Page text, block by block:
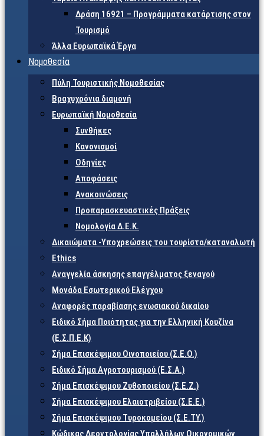
Δράση 16921 – Προγράμματα κατάρτισης στον
Τουρισμό
Άλλα Ευρωπαϊκά Έργα
Νομοθεσία
Πύλη Τουριστικής Νομοθεσίας
Βραχυχρόνια διαμονή
Ευρωπαϊκή Νομοθεσία
Συνθήκες
Κανονισμοί
Οδηγίες
Αποφάσεις
Ανακοινώσεις
Προπαρασκευαστικές Πράξεις
Νομολογία Δ.Ε.Κ.
Δικαιώματα -Υποχρεώσεις του τουρίστα/καταναλωτή
Ethics
Αναγγελία άσκησης επαγγέλματος ξεναγού
Μονάδα Εσωτερικού Ελέγχου
Αναφορές παραβίασης ενωσιακού δικαίου
Ειδικό Σήμα Ποιότητας για την Ελληνική Κουζίνα
(Ε.Σ.Π.Ε.Κ)
Σήμα Επισκέψιμου Οινοποιείου (Σ.Ε.Ο.)
Ειδικό Σήμα Αγροτουρισμού (Ε.Σ.Α.)
Σήμα Επισκέψιμου Ζυθοποιείου (Σ.Ε.Ζ.)
Σήμα Επισκέψιμου Ελαιοτριβείου (Σ.Ε.Ε.)
Σήμα Επισκέψιμου Τυροκομείου (Σ.Ε.TY.)
Κώδικας Δεοντολογίας Υπαλλήλων Οικονομικών